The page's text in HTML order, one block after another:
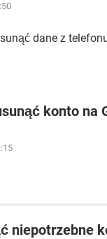
dane z
konto na
niepotrzebne